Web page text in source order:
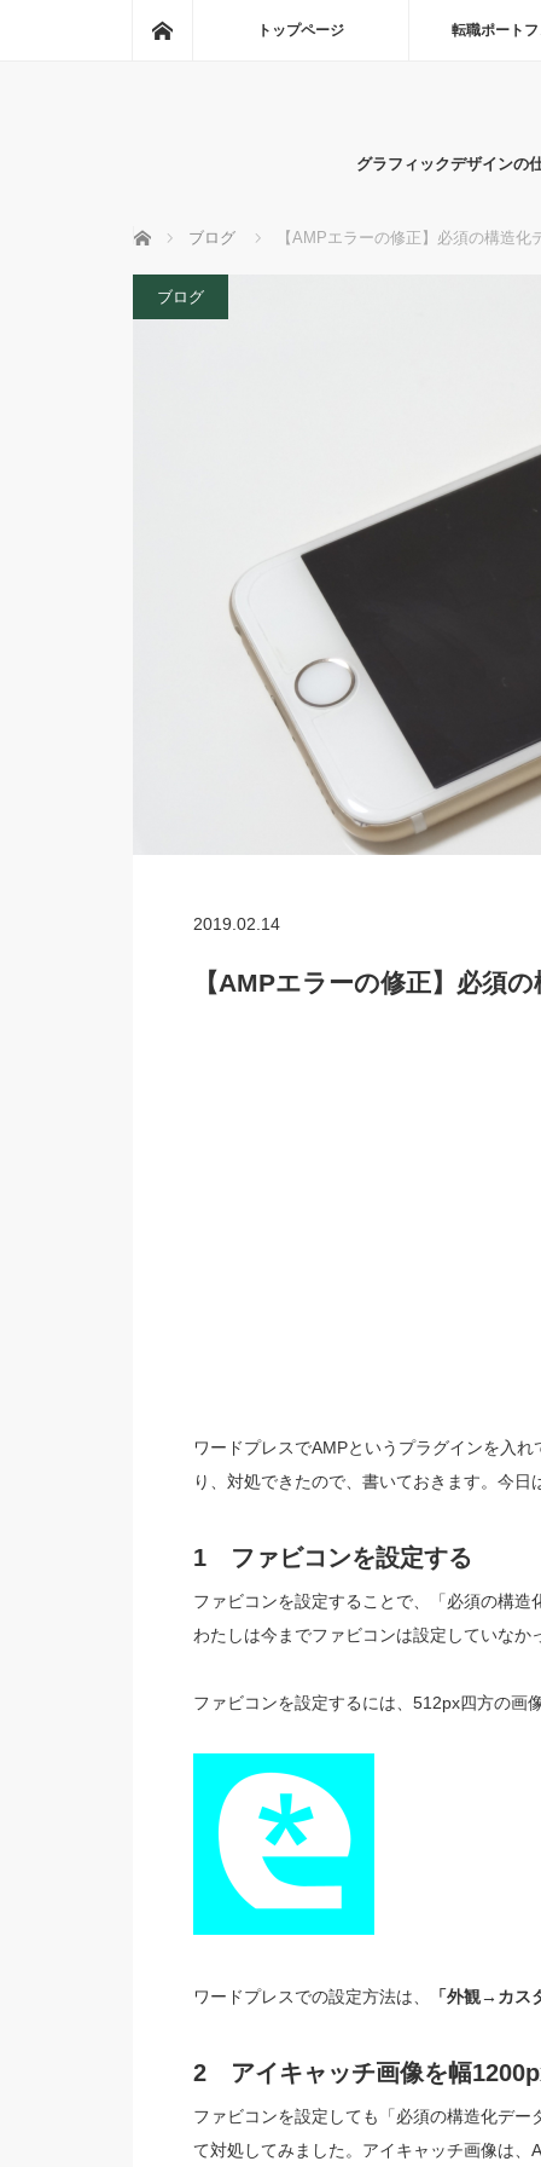
トップページ 転職ポート
グラフィックデザインの
ホーム ブログ 【AMPエラーの修正】必須の構造化
ブログ
2019.02.14
【AMPエラーの修正】必須
ワードプレスでAMPというプラグインを入
り、対処できたので、書いておきます。今日
1 ファビコンを設定する
ファビコンを設定することで、「必須の構
わたしは今までファビコンは設定していな
ファビコンを設定するには、512px四方の画
ワードプレスでの設定方法は、 「外観→カス
2 アイキャッチ画像を幅
ファビコンを設定しても「必須の構造化デ
て対処してみました。アイキャッチ画像は